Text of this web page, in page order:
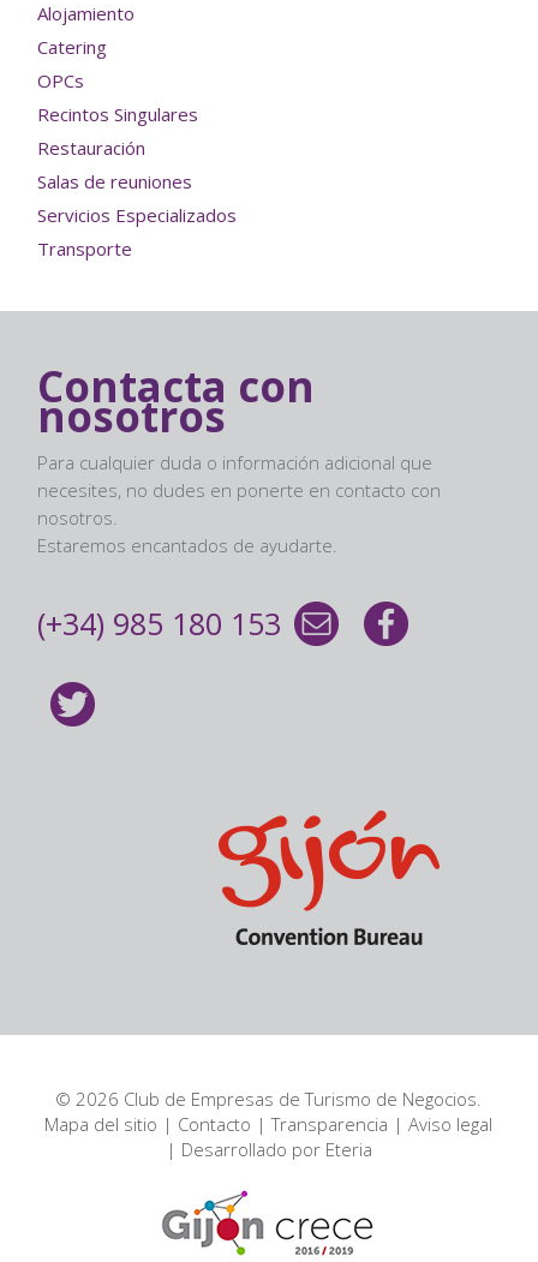
Alojamiento
Catering
OPCs
Recintos Singulares
Restauración
Salas de reuniones
Servicios Especializados
Transporte
Contacta con
nosotros
Para cualquier duda o información adicional que
necesites, no dudes en ponerte en contacto con
nosotros.
Estaremos encantados de ayudarte.
(+34) 985 180 153
© 2026 Club de Empresas de Turismo de Negocios.
Mapa del sitio | Contacto |Transparencia |Aviso legal
| Desarrollado por Eteria